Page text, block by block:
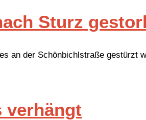
Sturz
an der Schönbichlstraße gestürzt
verhängt